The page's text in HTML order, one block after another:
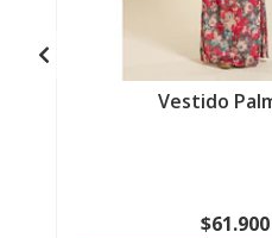
Vestido
$61.900